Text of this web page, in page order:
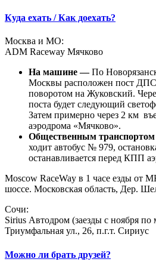
Куда ехать / Как доехать?
Москва и МО:
ADM Raceway Мячково
На машине —По
Москвы расположен пост ДПС
поворотом на Жуковский.
поста будет следующий
Затем примерно через 2 км
аэродрома «Мячково».
Общественным
ходит автобус № 979,
останавливается перед КПП
Moscow RaceWay в 1 часе езды
шоссе. Московская область, Дер.
Сочи:
Sirius Автодром (заезды с ноября по
Триумфальная ул., 26, п.г.т. Сириус
Можно ли брать друзей?